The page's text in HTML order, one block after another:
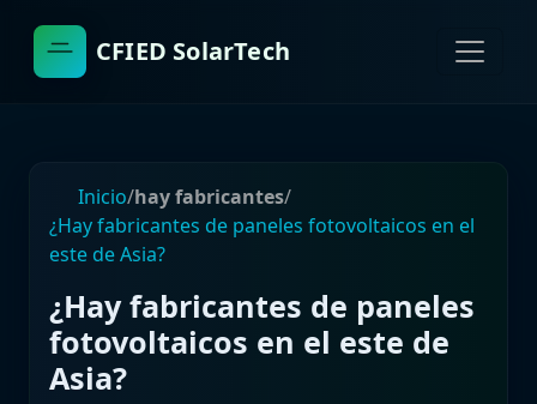
CFIED SolarTech
Inicio/hay fabricantes/
¿Hay fabricantes de paneles fotovoltaicos en el
este de Asia?
¿Hay fabricantes de paneles
fotovoltaicos en el este de
Asia?